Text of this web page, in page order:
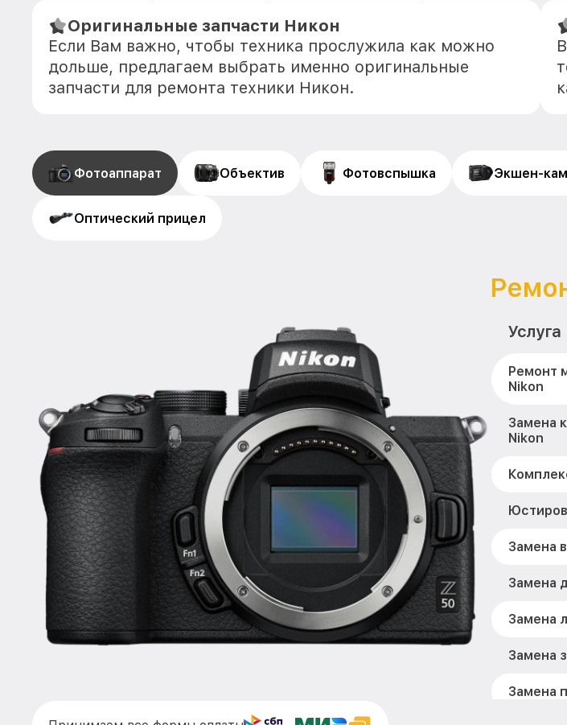
Оригинальные запчасти Никон
Если Вам важно, чтобы техника прослужила как можно
дольше, предлагаем выбрать именно оригинальные
запчасти для ремонта техники Никон.
Фотоаппарат Объектив Фотовспышка Экшен-
Оптический прицел
Услуга
Ремонт
Nikon
Замена
Nikon
Замена
Замена
Замена
Замена
Замена